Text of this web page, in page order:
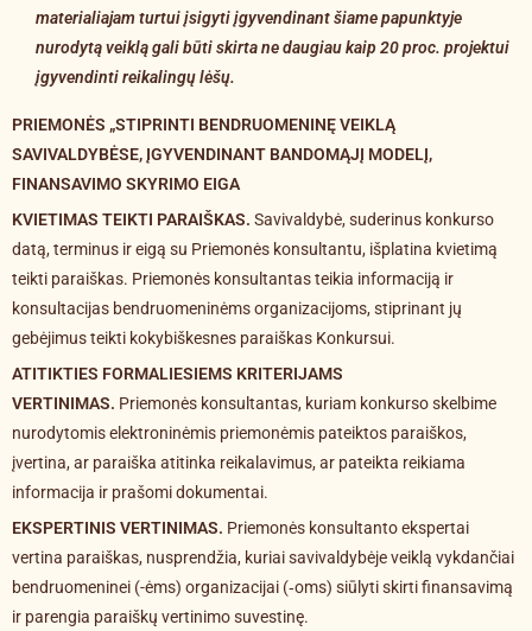
materialiajam turtui įsigyti įgyvendinant šiame papunktyje
nurodytą veiklą gali būti skirta ne daugiau kaip 20 proc. projektui
įgyvendinti reikalingų lėšų.
PRIEMONĖS „STIPRINTI BENDRUOMENINĘ VEIKLĄ
SAVIVALDYBĖSE, ĮGYVENDINANT BANDOMĄJĮ MODELĮ,
FINANSAVIMO SKYRIMO EIGA
KVIETIMAS TEIKTI PARAIŠKAS. Savivaldybė, suderinus konkurso
datą, terminus ir eigą su Priemonės konsultantu, išplatina kvietimą
teikti paraiškas. Priemonės konsultantas teikia informaciją ir
konsultacijas bendruomeninėms organizacijoms, stiprinant jų
gebėjimus teikti kokybiškesnes paraiškas Konkursui.
ATITIKTIES FORMALIESIEMS KRITERIJAMS
VERTINIMAS. Priemonės konsultantas, kuriam konkurso skelbime
nurodytomis elektroninėmis priemonėmis pateiktos paraiškos,
įvertina, ar paraiška atitinka reikalavimus, ar pateikta reikiama
informacija ir prašomi dokumentai.
EKSPERTINIS VERTINIMAS. Priemonės konsultanto ekspertai
vertina paraiškas, nusprendžia, kuriai savivaldybėje veiklą vykdančiai
bendruomeninei (-ėms) organizacijai (‑oms) siūlyti skirti finansavimą
ir parengia paraiškų vertinimo suvestinę.